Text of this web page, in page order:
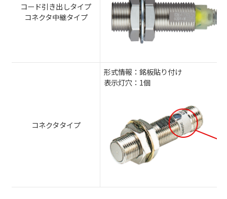
コード引き出しタイプ
コネクタ中継タイプ
コネクタタイプ
形式情報：銘板貼り付け
表示灯穴：1個